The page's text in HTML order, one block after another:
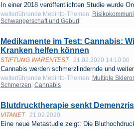
In einer 2018 veröffentlichten Studie wurde
weiterführende Medinfo-Themen:
Schwangerschaft und Geburt
Medikamente im Test: Cannabis:
Kranken helfen können
STIFTUNG WARENTEST 21.02.2020 14:10:00
Cannabis werden schmerzlindernde und
weiterführende Medinfo-Themen: Multiple
Schmerzen; Cannabis
Blutdrucktherapie senkt
VITANET 21.02.2020
Eine neue Metastudie zeigt: Die